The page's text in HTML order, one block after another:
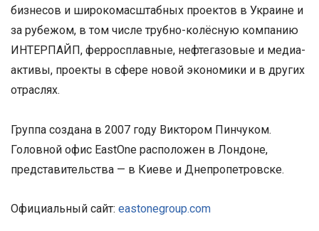
бизнесов и широкомасштабных проектов в Украине и
за рубежом, в том числе трубно-колёсную компанию
ИНТЕРПАЙП, ферросплавные, нефтегазовые и медиа-
активы, проекты в сфере новой экономики и в других
отраслях.
Группа создана в 2007 году Виктором Пинчуком.
Головной офис EastOne расположен в Лондоне,
представительства — в Киеве и Днепропетровске.
Официальный сайт: eastonegroup.com